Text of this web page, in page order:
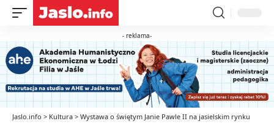
- reklama-
Jaslo.info > Kultura > Wystawa o świętym Janie Pawle II na jasielskim rynku